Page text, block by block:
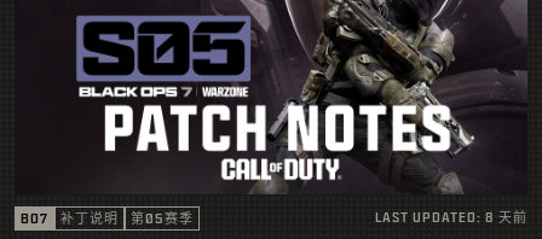
BO7 补丁说明 第05赛季 LAST UPDATED: 8 天前